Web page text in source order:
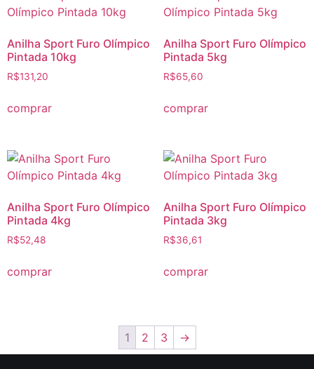
Anilha Sport Furo Olímpico
Pintada 10kg
R$131,20
comprar
Anilha Sport Furo Olímpico
Pintada 5kg
R$65,60
comprar
Anilha Sport Furo Olímpico
Pintada 4kg
R$52,48
comprar
Anilha Sport Furo Olímpico
Pintada 3kg
R$36,61
comprar
1 2 3 →